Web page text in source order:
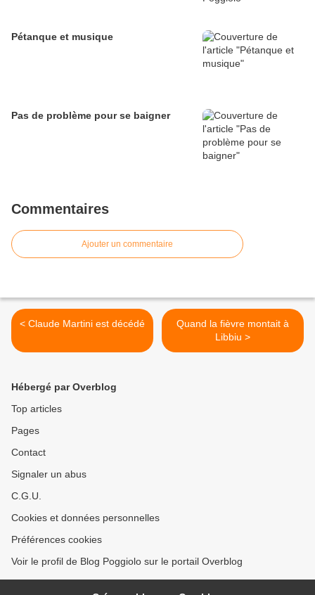
Pétanque et musique
Pas de problème pour se baigner
Commentaires
Ajouter un commentaire
< Claude Martini est décédé
Quand la fièvre montait à
Libbiu >
Hébergé par Overblog
Top articles
Pages
Contact
Signaler un abus
C.G.U.
Cookies et données personnelles
Préférences cookies
Voir le profil de Blog Poggiolo sur le portail Overblog